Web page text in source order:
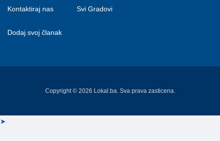
Kontaktiraj nas
Dodaj svoj članak
Svi Gradovi
Copyright © 2026 Lokal.ba. Sva prava zasticena.
➤